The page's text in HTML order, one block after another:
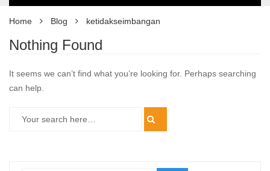
Home Blog ketidakseimbangan
Nothing Found
It seems we can’t find what you’re looking for. Perhaps searching
can help.